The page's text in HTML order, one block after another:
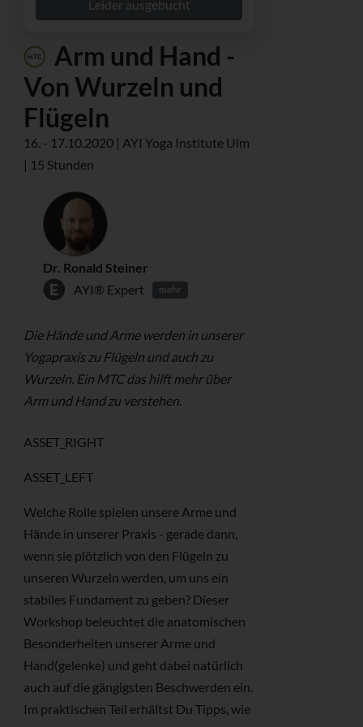
Leider ausgebucht
Arm und Hand -
Von Wurzeln und
Flügeln
16. - 17.10.2020 | AYI Yoga Institute Ulm
| 15 Stunden
Dr. Ronald Steiner
AYI® Expert
mehr
Die Hände und Arme werden in unserer
Yogapraxis zu Flügeln und auch zu
Wurzeln. Ein MTC das hilft mehr über
Arm und Hand zu verstehen.
ASSET_RIGHT
ASSET_LEFT
Welche Rolle spielen unsere Arme und
Hände in unserer Praxis - gerade dann,
wenn sie plötzlich von den Flügeln zu
unseren Wurzeln werden, um uns ein
stabiles Fundament zu geben? Dieser
Workshop beleuchtet die anatomischen
Besonderheiten unserer Arme und
Hand(gelenke) und geht dabei natürlich
auch auf die gängigsten Beschwerden ein.
Im praktischen Teil erhältst Du Tipps, wie